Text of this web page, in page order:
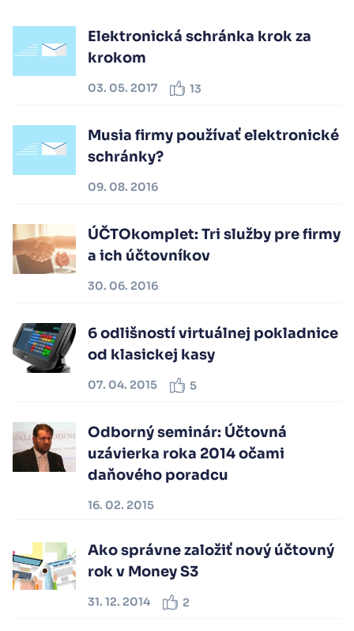
Elektronická schránka krok za
krokom
03. 05. 2017 13
Musia firmy používať elektronické
schránky?
09. 08. 2016
ÚČTOkomplet: Tri služby pre firmy
a ich účtovníkov
30. 06. 2016
6 odlišností virtuálnej pokladnice
od klasickej kasy
07. 04. 2015 5
Odborný seminár: Účtovná
uzávierka roka 2014 očami
daňového poradcu
16. 02. 2015
Ako správne založiť nový účtovný
rok v Money S3
31. 12. 2014 2